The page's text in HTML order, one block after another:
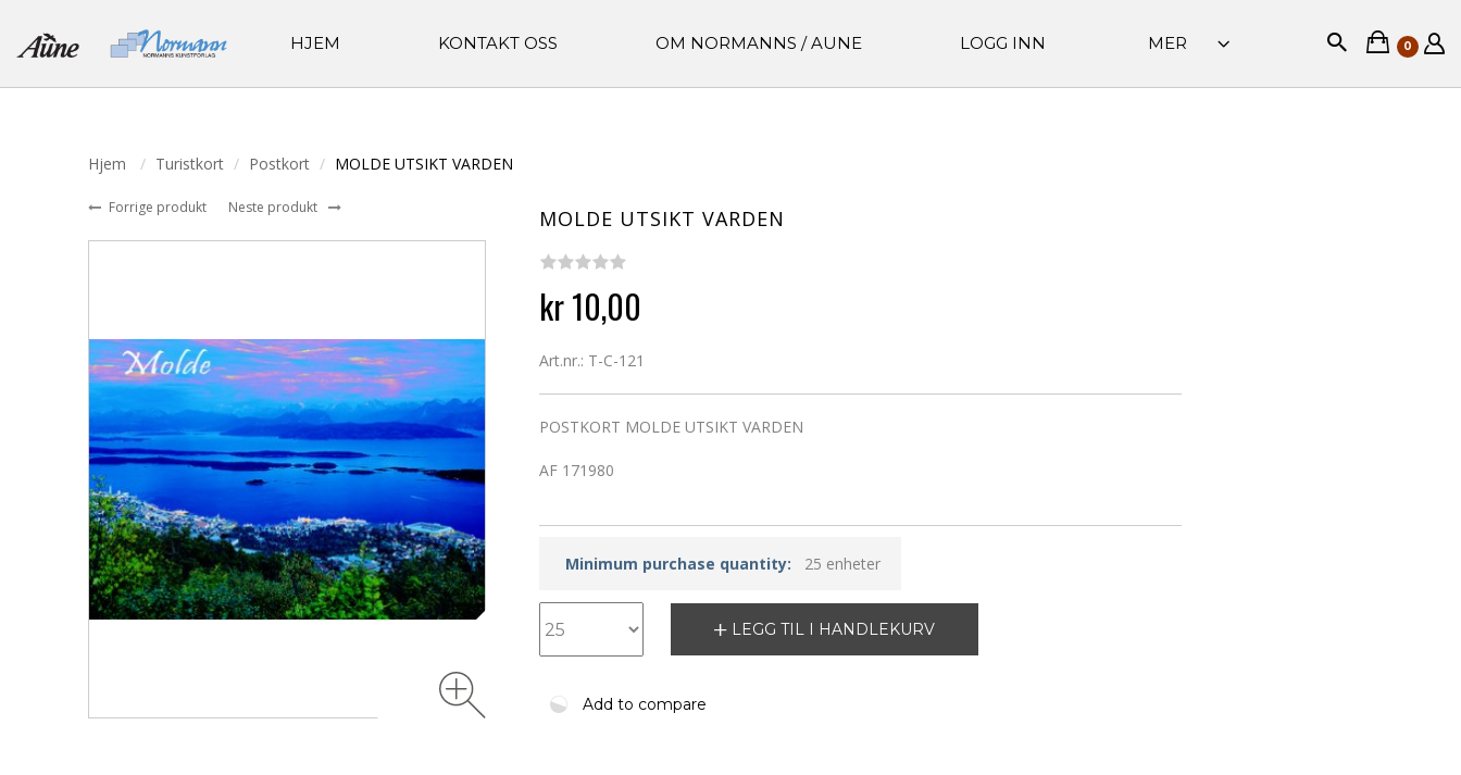
HJEM KONTAKT OSS OM NORMANNS / AUNE LOGG INN MER 0
Hjem Turistkort Postkort MOLDE UTSIKT VARDEN
Forrige produkt Neste produkt MOLDE UTSIKT VARDEN
kr 10,00
Art.nr.: T-C-121
POSTKORT MOLDE UTSIKT VARDEN
AF 171980
Minimum purchase quantity: 25 enheter
LEGG TIL I HANDLEKURV
Add to compare